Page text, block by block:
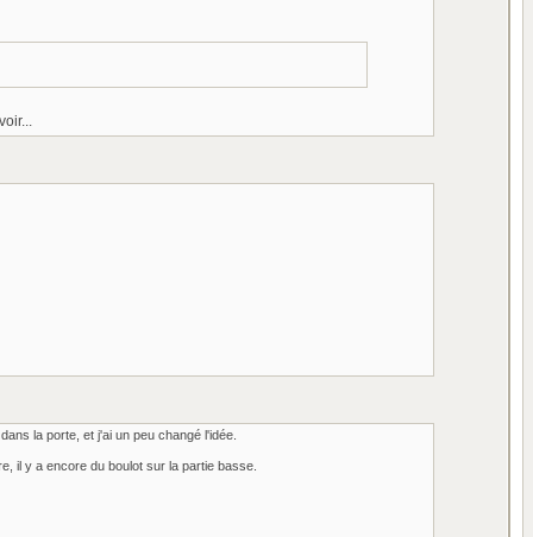
la porte, et j'ai un peu changé l'idée.
il y a encore du boulot sur la partie basse.